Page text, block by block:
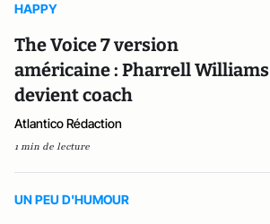
HAPPY
The Voice 7 version
américaine : Pharrell Williams
devient coach
Atlantico Rédaction
1 min de lecture
UN PEU D'HUMOUR